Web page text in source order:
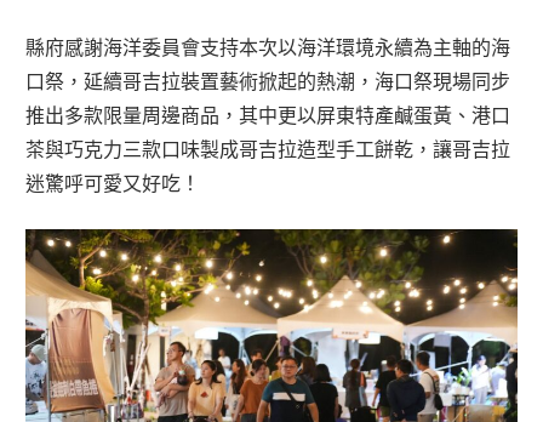
縣府感謝海洋委員會支持本次以海洋環境永續為主軸的海
口祭，延續哥吉拉裝置藝術掀起的熱潮，海口祭現場同步
推出多款限量周邊商品，其中更以屏東特產鹹蛋黃、港口
茶與巧克力三款口味製成哥吉拉造型手工餅乾，讓哥吉拉
迷驚呼可愛又好吃！